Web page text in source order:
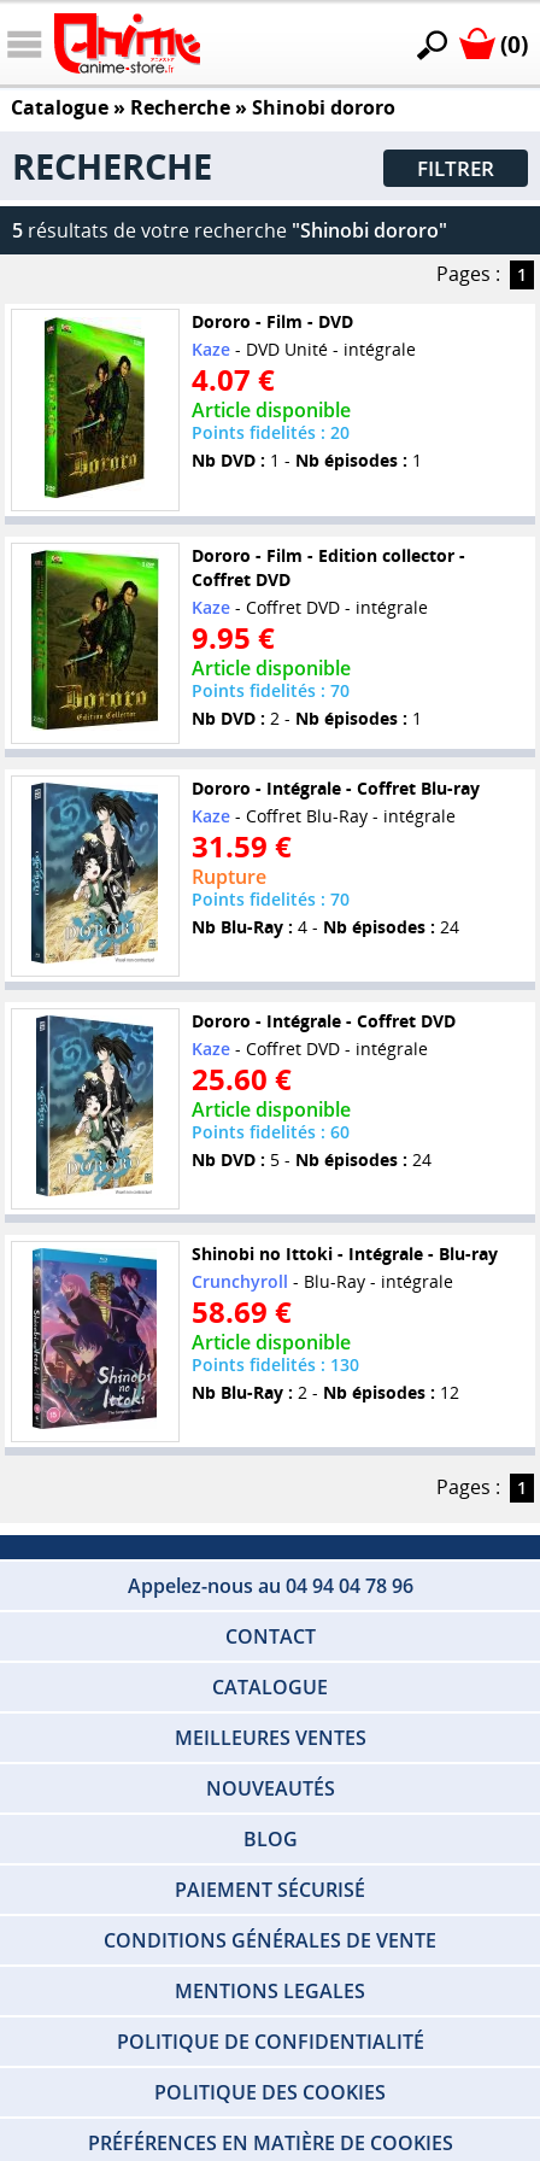
(0)
Catalogue» Recherche » Shinobi dororo
RECHERCHE FILTRER
5 résultats de votre recherche "Shinobi dororo"
Pages :
1
Dororo - Film - DVD
Kaze- DVD Unité - intégrale
4.07 €
Article disponible
Points fidelités : 20
Nb DVD : 1 - Nb épisodes : 1
Dororo - Film - Edition collector -
Coffret DVD
Kaze- Coffret DVD - intégrale
9.95 €
Article disponible
Points fidelités : 70
Nb DVD : 2 - Nb épisodes : 1
Dororo - Intégrale - Coffret Blu-ray
Kaze- Coffret Blu-Ray - intégrale
31.59 €
Rupture
Points fidelités : 70
Nb Blu-Ray : 4 - Nb épisodes : 24
Dororo - Intégrale - Coffret DVD
Kaze- Coffret DVD - intégrale
25.60 €
Article disponible
Points fidelités : 60
Nb DVD : 5 - Nb épisodes : 24
Shinobi no Ittoki - Intégrale - Blu-ray
Crunchyroll - Blu-Ray - intégrale
58.69 €
Article disponible
Points fidelités : 130
Nb Blu-Ray : 2 - Nb épisodes : 12
Pages : 1
Appelez-nous au 04 94 04 78 96
CONTACT
CATALOGUE
MEILLEURES VENTES
NOUVEAUTÉS
BLOG
PAIEMENT SÉCURISÉ
CONDITIONS GÉNÉRALES DE VENTE
MENTIONS LEGALES
POLITIQUE DE CONFIDENTIALITÉ
POLITIQUE DES COOKIES
PRÉFÉRENCES EN MATIÈRE DE COOKIES